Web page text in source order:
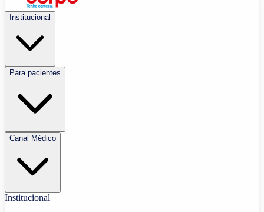
Institucional
Para pacientes
Canal Médico
Institucional